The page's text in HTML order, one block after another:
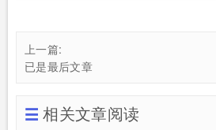
上一篇:
已是最后文章
相关文章阅读